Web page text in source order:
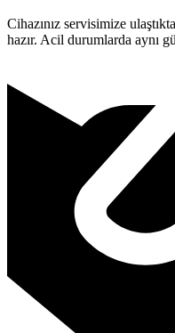
Cihazınız servisimize
hazır. Acil durumlarda aynı